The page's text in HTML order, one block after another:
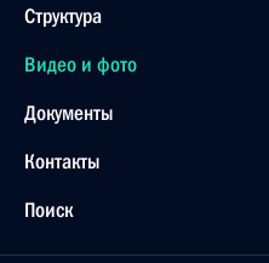
Структура
Видео и фото
Документы
Контакты
Поиск